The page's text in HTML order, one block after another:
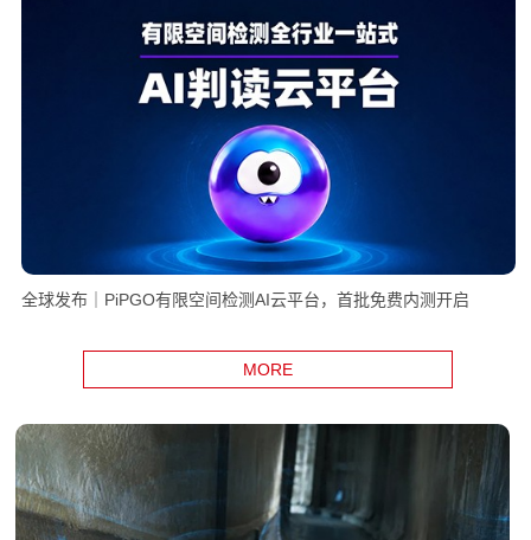
全球发布｜PiPGO有限空间检测AI云平台，首批免费内测开启
MORE